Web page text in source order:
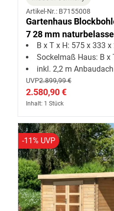
Artikel-Nr.: B7155008
Gartenhaus
7 28 mm
Anbaudach +
B x T x H: 575 x 333 x
Sockelmaß Haus: B x
inkl. 2,2 m
UVP2.899,99 €
2.580,90 €
Inhalt: 1 Stück
-11% UVP